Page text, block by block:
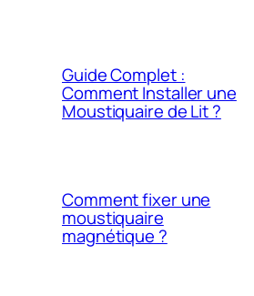
Guide Complet :
Comment Installer une
Moustiquaire de Lit ?
Comment fixer une
moustiquaire
magnétique ?